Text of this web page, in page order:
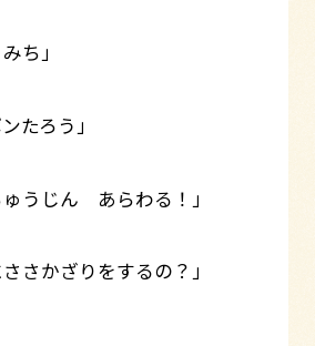
ち」
たろう」
ゅうじん あらわる！」
さかざりをするの？」